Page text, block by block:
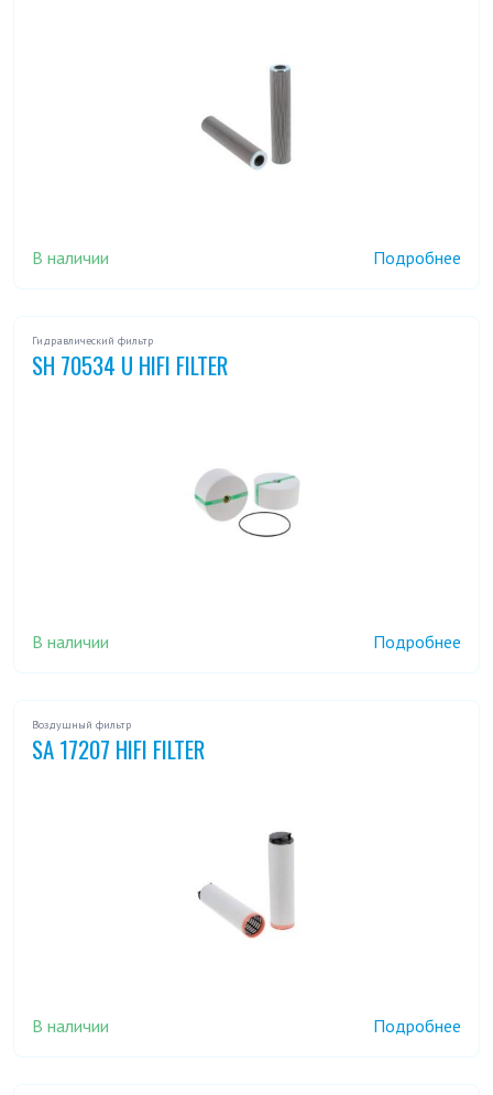
В наличии Подробнее
Гидравлический фильтр
SH 70534 U HIFI FILTER
В наличии Подробнее
Воздушный фильтр
SA 17207 HIFI FILTER
В наличии Подробнее